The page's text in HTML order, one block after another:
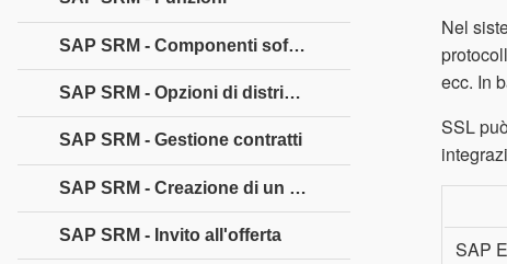
Nel
ecc. In
SSL
SAP
SAP SRM - Componenti software
SAP SRM - Opzioni di distribuzione
SAP SRM - Gestione contratti
SAP SRM - Creazione di un contratto centrale
SAP SRM - Invito all'offerta